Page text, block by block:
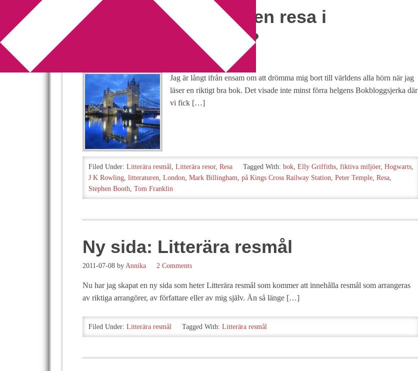
Vem mer vill åka på en resa i
litteraturens tecken?
Jag är långt ifrån ensam om att drömma mig bort till världens alla hörn när jag
läser en riktigt bra bok. Det visade inte minst förra helgens Bokbloggsjerka där
vi fick […]
Filed Under: Litterära resmål, Litterära resor, Resa Tagged With: bok, Elly Griffiths, fiktiva miljöer, Hogwarts,
J K Rowling, litteraturen, London, Mark Billingham, på Kings Cross Railway Station, Peter Temple, Resa,
Stephen Booth, Tom Franklin
Ny sida: Litterära resmål
2011-07-08 by Annika 2 Comments
Nu har jag skapat en ny sida som heter Litterära resmål som kommer att innehålla resmål som arrangeras
av riktiga arrangörer, av författare eller av mig själv. Än så länge […]
Filed Under: Litterära resmål Tagged With: Litterära resmål